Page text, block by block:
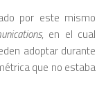
por este mismo
, en el cual
adoptar durante
que no estaba